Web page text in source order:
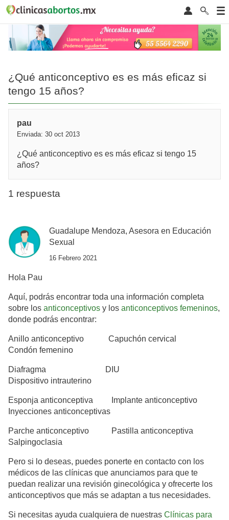
¿Qué anticonceptivo es es más eficaz si
tengo 15 años?
pau
Enviada: 30 oct 2013
¿Qué anticonceptivo es es más eficaz si tengo 15
años?
1 respuesta
Guadalupe Mendoza, Asesora en Educación
Sexual
16 Febrero 2021
Hola Pau
Aquí, podrás encontrar toda una información completa
sobre los anticonceptivos y los anticonceptivos femeninos,
donde podrás encontrar:
Anillo anticonceptivo Capuchón cervical
Condón femenino
Diafragma DIU
Dispositivo intrauterino
Esponja anticonceptiva Implante anticonceptivo
Inyecciones anticonceptivas
Parche anticonceptivo Pastilla anticonceptiva
Salpingoclasia
Pero si lo deseas, puedes ponerte en contacto con los
médicos de las clínicas que anunciamos para que te
puedan realizar una revisión ginecológica y ofrecerte los
anticonceptivos que más se adaptan a tus necesidades.
Si necesitas ayuda cualquiera de nuestras Clínicas para